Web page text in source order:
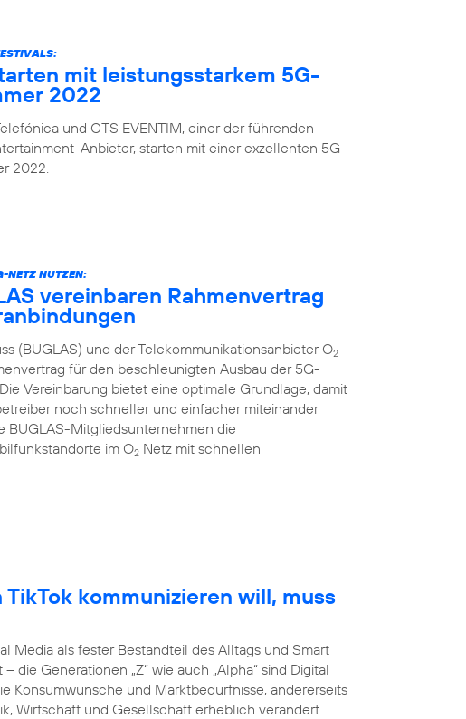
mit leistungsstarkem 5G-
2022
und CTS EVENTIM, einer der führenden
Anbieter, starten mit einer exzellenten 5G-
2022.
NETZ NUTZEN:
vereinbaren Rahmenvertrag
(BUGLAS) und der Telekommunikationsanbieter O2
für den beschleunigten Ausbau der 5G-
Vereinbarung bietet eine optimale Grundlage, damit
noch schneller und einfacher miteinander
BUGLAS-Mitgliedsunternehmen die
im O2 Netz mit schnellen
kommunizieren will, muss
Media als fester Bestandteil des Alltags und Smart
die Generationen „Z“ wie auch „Alpha“ sind Digital
Konsumwünsche und Marktbedürfnisse, andererseits
Wirtschaft und Gesellschaft erheblich verändert.